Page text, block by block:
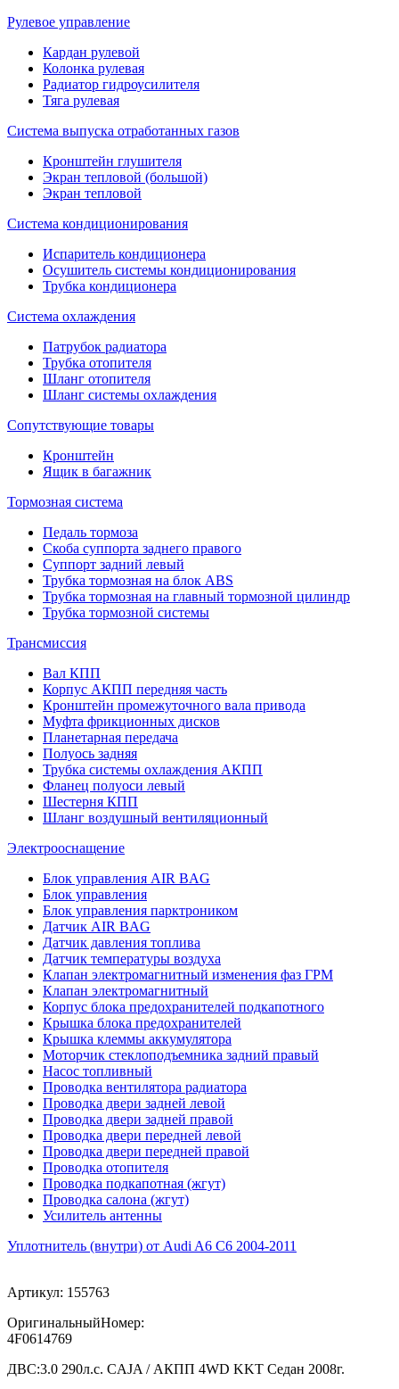
Рулевое управление
Кардан рулевой
Колонка рулевая
Радиатор гидроусилителя
Тяга рулевая
Система выпуска отработанных газов
Кронштейн глушителя
Экран тепловой (большой)
Экран тепловой
Система кондиционирования
Испаритель кондиционера
Осушитель системы кондиционирования
Трубка кондиционера
Система охлаждения
Патрубок радиатора
Трубка отопителя
Шланг отопителя
Шланг системы охлаждения
Сопутствующие товары
Кронштейн
Ящик в багажник
Тормозная система
Педаль тормоза
Скоба суппорта заднего правого
Суппорт задний левый
Трубка тормозная на блок ABS
Трубка тормозная на главный тормозной цилиндр
Трубка тормозной системы
Трансмиссия
Вал КПП
Корпус АКПП передняя часть
Кронштейн промежуточного вала привода
Муфта фрикционных дисков
Планетарная передача
Полуось задняя
Трубка системы охлаждения АКПП
Фланец полуоси левый
Шестерня КПП
Шланг воздушный вентиляционный
Электрооснащение
Блок управления AIR BAG
Блок управления
Блок управления парктроником
Датчик AIR BAG
Датчик давления топлива
Датчик температуры воздуха
Клапан электромагнитный изменения фаз ГРМ
Клапан электромагнитный
Корпус блока предохранителей подкапотного
Крышка блока предохранителей
Крышка клеммы аккумулятора
Моторчик стеклоподъемника задний правый
Насос топливный
Проводка вентилятора радиатора
Проводка двери задней левой
Проводка двери задней правой
Проводка двери передней левой
Проводка двери передней правой
Проводка отопителя
Проводка подкапотная (жгут)
Проводка салона (жгут)
Усилитель антенны
Уплотнитель (внутри) от Audi A6 C6 2004-2011
Артикул: 155763
ОригинальныйНомер:
4F0614769
ДВС:3.0 290л.с. CAJA / АКПП 4WD KKT Седан 2008г.